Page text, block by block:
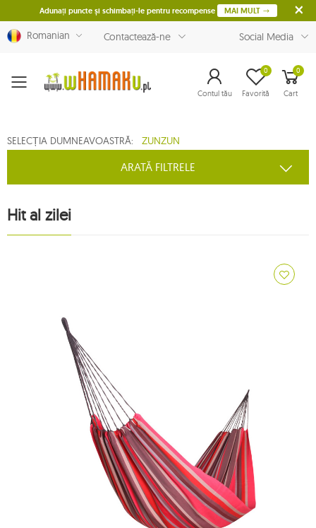
Adunați puncte și schimbați-le pentru recompense MAI MULT
Romanian Contactează-ne Social Media
Menu Contul tău Favorită
0 0
Cart
SELECȚIA DUMNEAVOASTRĂ: ZUNZUN
ARATĂ FILTRELE
Hit al zilei